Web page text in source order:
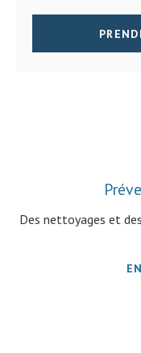
Des nettoyages et